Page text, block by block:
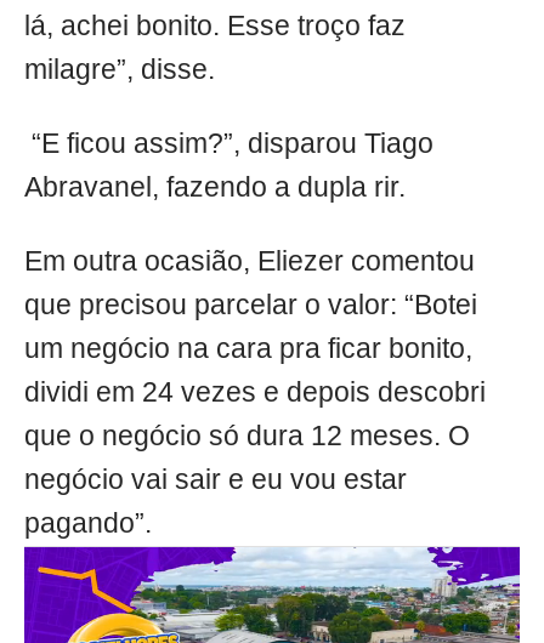
lá, achei bonito. Esse troço faz
milagre”, disse.
“E ficou assim?”, disparou Tiago
Abravanel, fazendo a dupla rir.
Em outra ocasião, Eliezer comentou
que precisou parcelar o valor: “Botei
um negócio na cara pra ficar bonito,
dividi em 24 vezes e depois descobri
que o negócio só dura 12 meses. O
negócio vai sair e eu vou estar
pagando”.